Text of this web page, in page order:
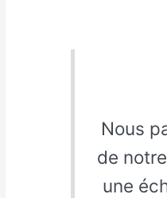
Nous
de
une